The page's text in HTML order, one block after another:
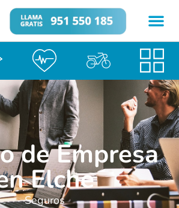
de Empresa
Elche
Seguros